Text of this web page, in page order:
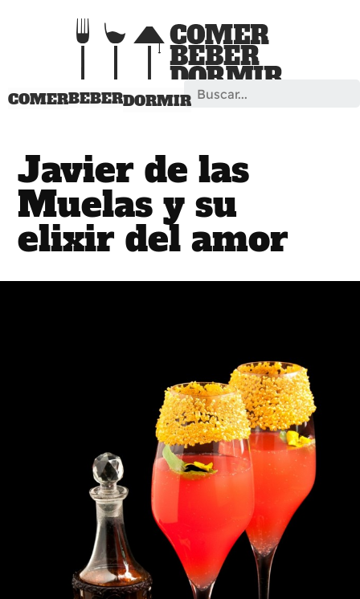
COMERBEBERDORMIR
Search
Javier de las
Muelas y su
elixir del amor